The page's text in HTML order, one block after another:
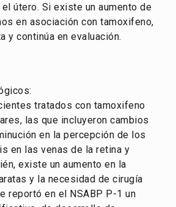
útero. Si existe un aumento de
en asociación con tamoxifeno,
y continúa en evaluación.
tratados con tamoxifeno
las que incluyeron cambios
en la percepción de los
en las venas de la retina y
existe un aumento en la
y la necesidad de cirugía
reportó en el NSABP P-1 un